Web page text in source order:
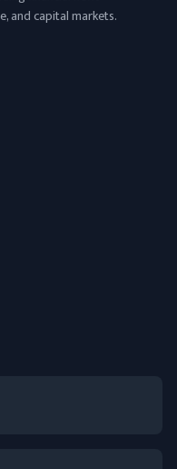
and capital markets.